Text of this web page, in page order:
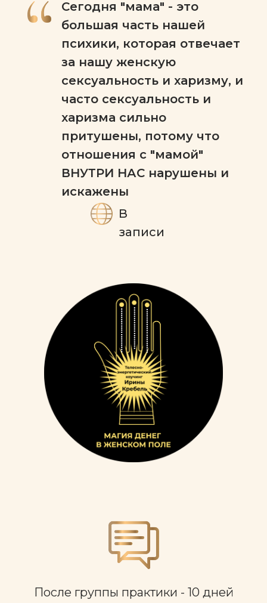
Сегодня "мама" - это
большая часть нашей
психики, которая отвечает
за нашу женскую
сексуальность и харизму, и
часто сексуальность и
харизма сильно
притушены, потому что
отношения с "мамой"
ВНУТРИ НАС нарушены и
искажены
В
записи
После группы практики - 10 дней